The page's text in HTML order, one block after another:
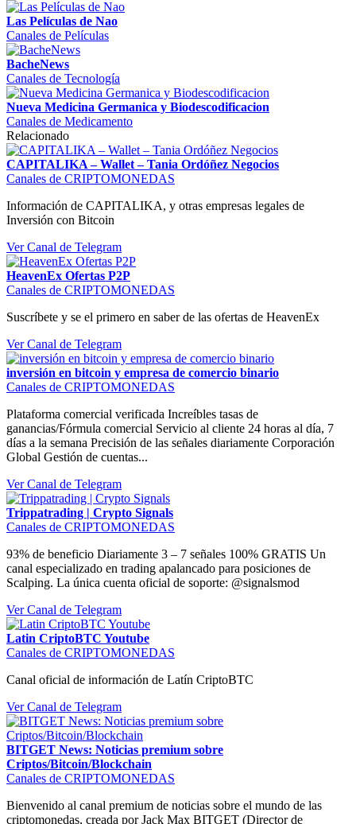
Las Películas de Nao
Canales de Películas
BacheNews
Canales de Tecnología
Nueva Medicina Germanica y Biodescodificacion
Canales de Medicamento
Relacionado
CAPITALIKA – Wallet – Tania Ordóñez Negocios
Canales de CRIPTOMONEDAS
Información de CAPITALIKA, y otras empresas legales de
Inversión con Bitcoin
Ver Canal de Telegram
HeavenEx Ofertas P2P
Canales de CRIPTOMONEDAS
Suscríbete y se el primero en saber de las ofertas de HeavenEx
Ver Canal de Telegram
inversión en bitcoin y empresa de comercio binario
Canales de CRIPTOMONEDAS
Plataforma comercial verificada Increíbles tasas de
ganancias/Fórmula comercial Servicio al cliente 24 horas al día, 7
días a la semana Precisión de las señales diariamente Corporación
Global Gestión de cuentas...
Ver Canal de Telegram
Trippatrading | Crypto Signals
Canales de CRIPTOMONEDAS
93% de beneficio Diariamente 3 – 7 señales 100% GRATIS Un
canal especializado en trading apalancado para posiciones de
Scalping. La única cuenta oficial de soporte: @signalsmod
Ver Canal de Telegram
Latin CriptoBTC Youtube
Canales de CRIPTOMONEDAS
Canal oficial de información de Latín CriptoBTC
Ver Canal de Telegram
BITGET News: Noticias premium sobre
Criptos/Bitcoin/Blockchain
Canales de CRIPTOMONEDAS
Bienvenido al canal premium de noticias sobre el mundo de las
criptomonedas, creada por Jack Max BITGET (Director de